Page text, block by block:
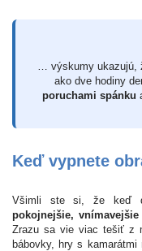
… výskumy ukazujú,
ako dve hodiny
poruchami spánku
Keď vypnete
Všimli ste si, že keď
pokojnejšie,
Zrazu sa vie viac tešiť z
bábovky, hry s kamarátmi